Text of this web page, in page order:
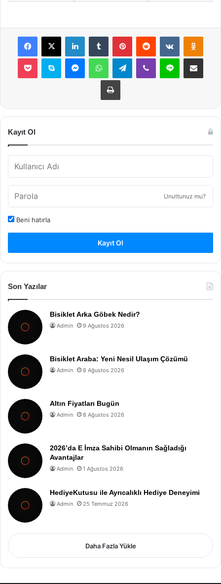
Facebook
X LinkedInTumblr PinterestReddit VKontakte
Pocket Skype MessengerWhatsAppTelegramViber Line E-Posta ile
Yazdır
Kayıt Ol
Unuttunuz mu?
Beni hatırla
Kayıt Ol
Son Yazılar
Bisiklet Arka Göbek Nedir?
Admin 9 Ağustos 2026
Bisiklet Araba: Yeni Nesil Ulaşım Çözümü
Admin 8 Ağustos 2026
Altın Fiyatları Bugün
Admin 8 Ağustos 2026
2026’da E İmza Sahibi Olmanın Sağladığı
Avantajlar
Admin 1 Ağustos 2026
HediyeKutusu ile Ayrıcalıklı Hediye Deneyimi
Admin 25 Temmuz 2026
Daha Fazla Yükle